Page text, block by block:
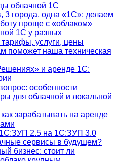
облачной 1С
3 города, одна «1С»: делаем
проще с «облаком»
1С у разных
услуги, цены
поможет наша техническая
и аренде 1С:
особенности
для облачной и локальной
зарабатывать на аренде
2.5 на 1С:ЗУП 3.0
сервисы в будущем?
бизнес: стоит ли